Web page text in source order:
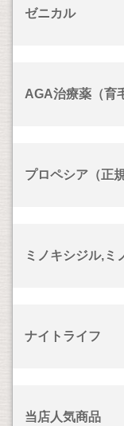
ゼニカル
AGA治療薬（育
プロペシア（正
ミノキシジル,ミ
ナイトライフ
当店人気商品